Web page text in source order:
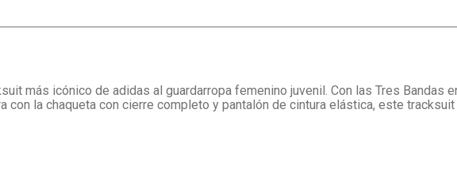
más icónico de adidas al guardarropa femenino juvenil. Con las Tres Bandas
con la chaqueta con cierre completo y pantalón de cintura elástica, este